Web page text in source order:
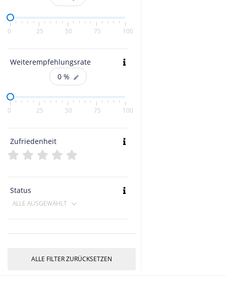
0 25 50 75 100
Weiterempfehlungsrate
0 %
0 25 50 75 100
Zufriedenheit
Status
ALLE AUSGEWÄHLT
ALLE FILTER ZURÜCKSETZEN